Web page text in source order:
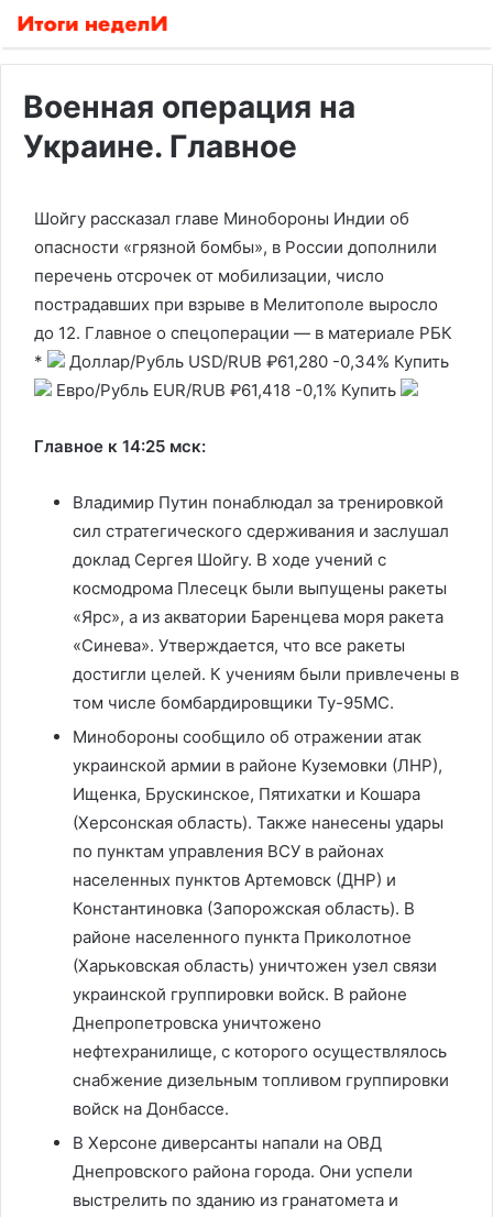
Военная операция на
Украине. Главное
Шойгу рассказал главе Минобороны Индии об
опасности «грязной бомбы», в России дополнили
перечень отсрочек от мобилизации, число
пострадавших при взрыве в Мелитополе выросло
до 12. Главное о спецоперации — в материале РБК
*
Доллар/Рубль USD/RUB ₽61,280 -0,34% Купить
Евро/Рубль EUR/RUB ₽61,418 -0,1% Купить
Главное к 14:25 мск:
Владимир Путин понаблюдал за тренировкой
сил стратегического сдерживания и заслушал
доклад Сергея Шойгу. В ходе учений с
космодрома Плесецк были выпущены ракеты
«Ярс», а из акватории Баренцева моря ракета
«Синева». Утверждается, что все ракеты
достигли целей. К учениям были привлечены в
том числе бомбардировщики Ту-95МС.
Минобороны сообщило об отражении атак
украинской армии в районе Куземовки (ЛНР),
Ищенка, Брускинское, Пятихатки и Кошара
(Херсонская область). Также нанесены удары
по пунктам управления ВСУ в районах
населенных пунктов Артемовск (ДНР) и
Константиновка (Запорожская область). В
районе населенного пункта Приколотное
(Харьковская область) уничтожен узел связи
украинской группировки войск. В районе
Днепропетровска уничтожено
нефтехранилище, с которого осуществлялось
снабжение дизельным топливом группировки
войск на Донбассе.
В Херсоне диверсанты напали на ОВД
Днепровского района города. Они успели
выстрелить по зданию из гранатомета и